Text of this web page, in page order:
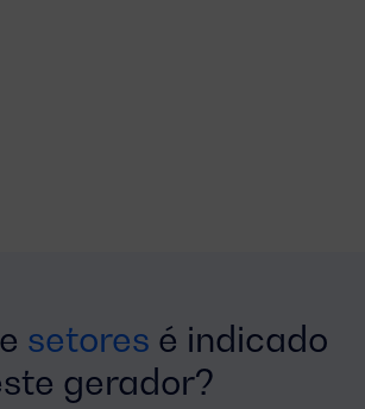
setores é indicado
gerador?